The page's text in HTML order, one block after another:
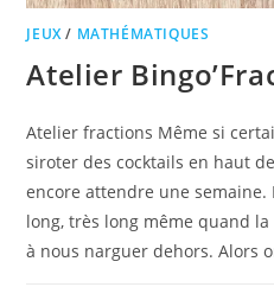
JEUX/ MATHÉMATIQUES
Atelier
Atelier fractions Même si
siroter des cocktails en haut
encore attendre une semaine.
long, très long même quand
à nous narguer dehors. Alors